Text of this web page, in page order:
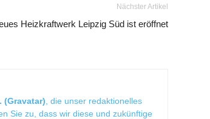
Nächster Artikel
Heizkraftwerk Leipzig Süd ist eröffnet
(Gravatar) , die unser redaktionelles
Sie zu, dass wir diese und zukünftige